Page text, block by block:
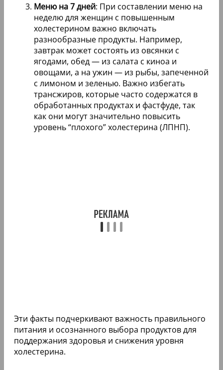
Меню на 7 дней: При составлении меню на
неделю для женщин с повышенным
холестерином важно включать
разнообразные продукты. Например,
завтрак может состоять из овсянки с
ягодами, обед — из салата с киноа и
овощами, а на ужин — из рыбы, запеченной
с лимоном и зеленью. Важно избегать
трансжиров, которые часто содержатся в
обработанных продуктах и фастфуде, так
как они могут значительно повысить
уровень “плохого” холестерина (ЛПНП).
Эти факты подчеркивают важность правильного
питания и осознанного выбора продуктов для
поддержания здоровья и снижения уровня
холестерина.